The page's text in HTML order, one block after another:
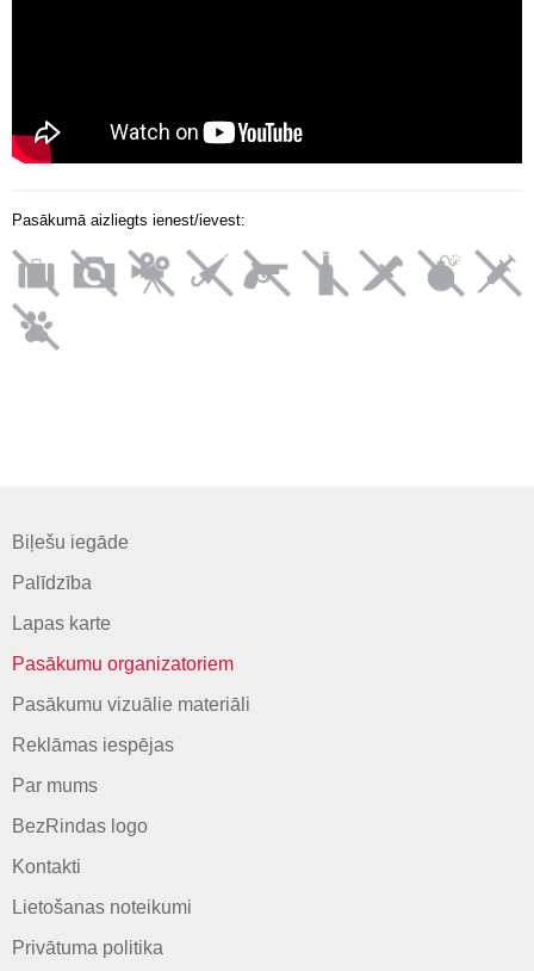
Pasākumā aizliegts ienest/ievest:
Biļešu iegāde
Palīdzība
Lapas karte
Pasākumu organizatoriem
Pasākumu vizuālie materiāli
Reklāmas iespējas
Par mums
BezRindas logo
Kontakti
Lietošanas noteikumi
Privātuma politika